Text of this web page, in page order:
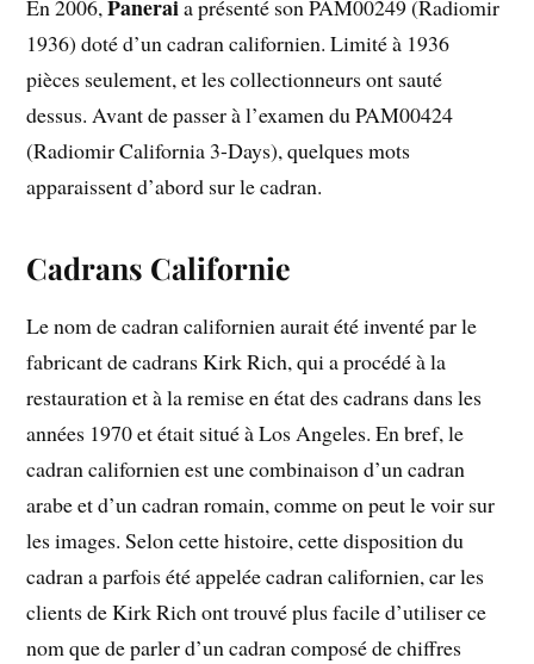
En 2006,Paneraia présenté son PAM00249 (Radiomir
1936) doté d’un cadran californien. Limité à 1936
pièces seulement, et les collectionneurs ont sauté
dessus. Avant de passer à l’examen du PAM00424
(Radiomir California 3-Days), quelques mots
apparaissent d’abord sur le cadran.
Cadrans Californie
Le nom de cadran californien aurait été inventé par le
fabricant de cadrans Kirk Rich, qui a procédé à la
restauration et à la remise en état des cadrans dans les
années 1970 et était situé à Los Angeles. En bref, le
cadran californien est une combinaison d’un cadran
arabe et d’un cadran romain, comme on peut le voir sur
les images. Selon cette histoire, cette disposition du
cadran a parfois été appelée cadran californien, car les
clients de Kirk Rich ont trouvé plus facile d’utiliser ce
nom que de parler d’un cadran composé de chiffres